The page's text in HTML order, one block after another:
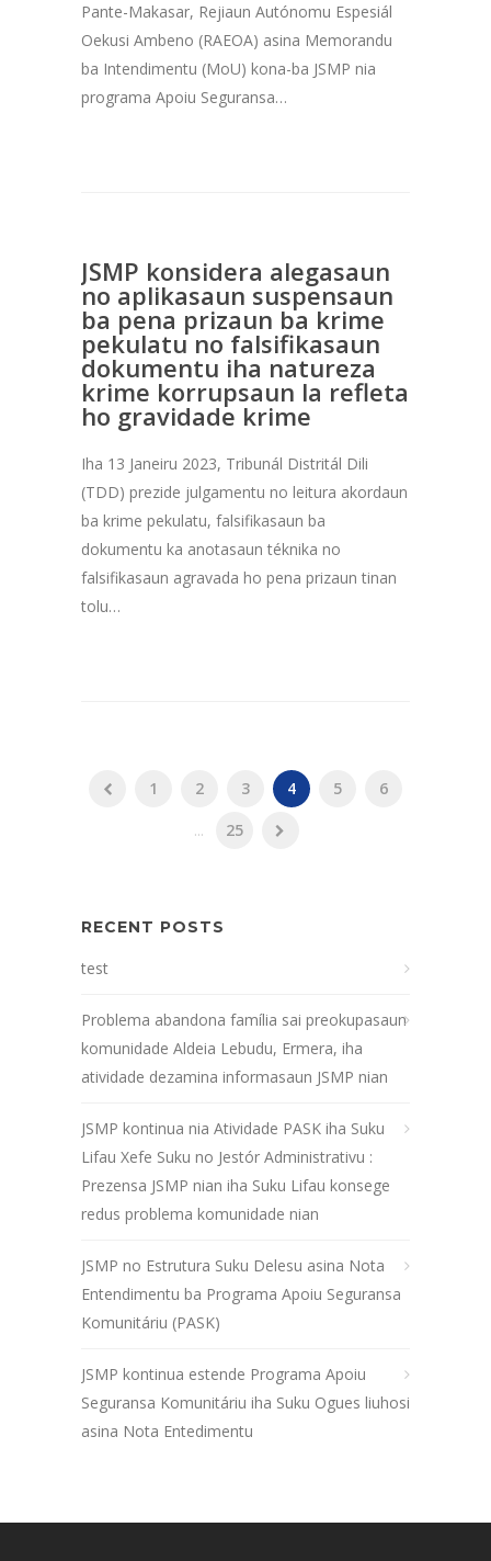
Pante-Makasar, Rejiaun Autónomu Espesiál
Oekusi Ambeno (RAEOA) asina Memorandu
ba Intendimentu (MoU) kona-ba JSMP nia
programa Apoiu Seguransa…
JSMP konsidera alegasaun
no aplikasaun suspensaun
ba pena prizaun ba krime
pekulatu no falsifikasaun
dokumentu iha natureza
krime korrupsaun la refleta
ho gravidade krime
Iha 13 Janeiru 2023, Tribunál Distritál Dili
(TDD) prezide julgamentu no leitura akordaun
ba krime pekulatu, falsifikasaun ba
dokumentu ka anotasaun téknika no
falsifikasaun agravada ho pena prizaun tinan
tolu…
1 2 3 4 5
6
...
25
RECENT POSTS
test
Problema abandona família sai preokupasaun
komunidade Aldeia Lebudu, Ermera, iha
atividade dezamina informasaun JSMP nian
JSMP kontinua nia Atividade PASK iha Suku
Lifau Xefe Suku no Jestór Administrativu :
Prezensa JSMP nian iha Suku Lifau konsege
redus problema komunidade nian
JSMP no Estrutura Suku Delesu asina Nota
Entendimentu ba Programa Apoiu Seguransa
Komunitáriu (PASK)
JSMP kontinua estende Programa Apoiu
Seguransa Komunitáriu iha Suku Ogues liuhosi
asina Nota Entedimentu